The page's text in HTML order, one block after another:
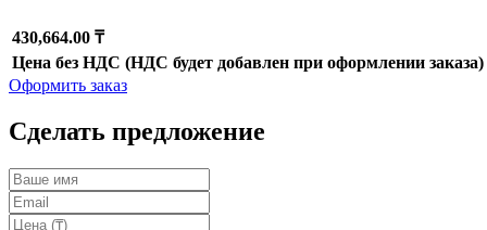
430,664.00 ₸
Цена без НДС (НДС будет добавлен при оформлении заказа)
Оформить заказ
Сделать предложение